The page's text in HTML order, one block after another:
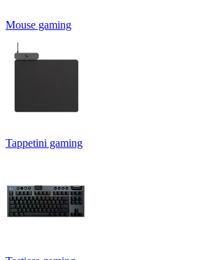
Mouse gaming
Tappetini gaming